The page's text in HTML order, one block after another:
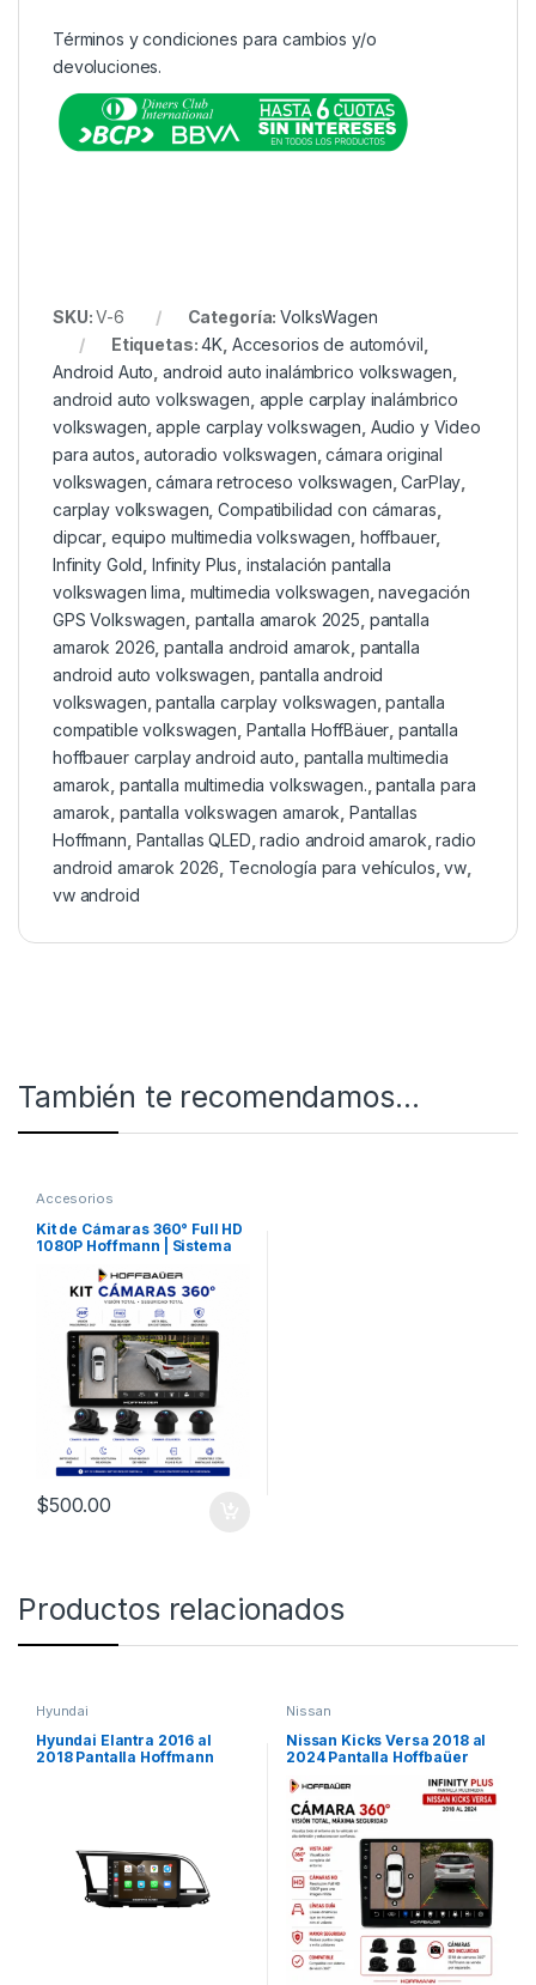
Términos y condiciones para cambios y/o
devoluciones.
SKU:V-6 Categoría:VolksWagen
Etiquetas:4K Accesorios de automóvil
Android Auto ,android auto inalámbrico volkswagen
android auto volkswagen apple carplay inalámbrico
volkswagen ,apple carplay volkswagen Audio y Video
para autos ,autoradio volkswagen ,cámara original
volkswagen ,cámara retroceso volkswagen ,CarPlay
carplay volkswagen ,Compatibilidad con cámaras
dipcar equipo multimedia volkswagen hoffbauer,
Infinity Gold Infinity Plus instalación pantalla
volkswagen lima multimedia volkswagen ,navegación
GPS Volkswagen pantalla amarok 2025 pantalla
amarok 2026 ,pantalla android amarok pantalla
android auto volkswagen pantalla android
volkswagen ,pantalla carplay volkswagen ,pantalla
compatible volkswagen Pantalla HoffBäuer ,pantalla
hoffbauer carplay android auto pantalla multimedia
amarok pantalla multimedia volkswagen. ,pantalla para
amarok pantalla volkswagen amarok ,Pantallas
Hoffmann Pantallas QLED ,radio android amarok ,radio
android amarok 2026 Tecnología para vehículos ,vw
vw android
También te recomendamos…
Accesorios
Kit de Cámaras 360° Full HD
1080P Hoffmann | Sistema
Hoffmann & HoffBäuer
$500.00
Productos relacionados
Hyundai
Hyundai Elantra 2016 al
2018 Pantalla Hoffmann
Nissan
Nissan Kicks Versa 2018 al
2024 Pantalla Hoffbaüer
Android Auto